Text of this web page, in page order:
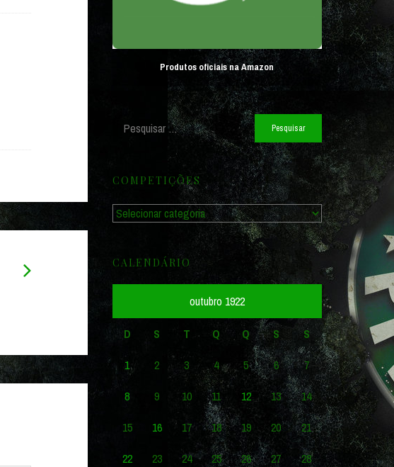
Next
Produtos oficiais na Amazon
Pesquisar
por:
COMPETIÇÕES
Competições
CALENDÁRIO
outubro 1922
D S T Q Q S
S
1
2 3 4 5 6
7
8
9 10 11 12 13
14
15
16 17 18 19 20
21
22
23 24 25 26 27
28